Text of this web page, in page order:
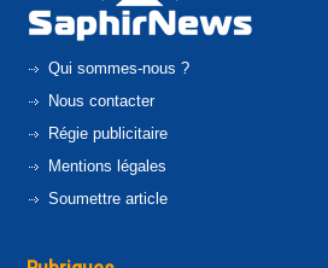
Qui sommes-nous ?
Nous contacter
Régie publicitaire
Mentions légales
Soumettre article